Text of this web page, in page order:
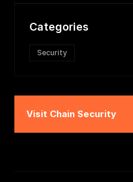
Categories
Security
Visit Chain Security